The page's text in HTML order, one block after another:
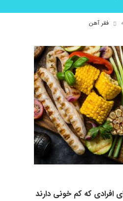
فقر آهن
افرادی که کم خونی دارند